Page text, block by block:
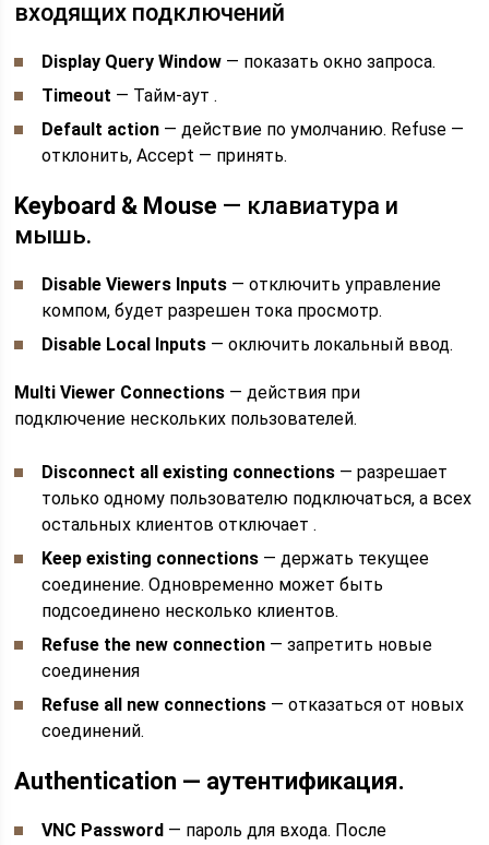
входящих подключений
Display Query Window — показать окно запроса.
Timeout — Тайм-аут .
Default action — действие по умолчанию. Refuse —
отклонить, Accept — принять.
Keyboard & Mouse — клавиатура и
мышь.
Disable Viewers Inputs — отключить управление
компом, будет разрешен тока просмотр.
Disable Local Inputs — оключить локальный ввод.
Multi Viewer Connections — действия при
подключение нескольких пользователей.
Disconnect all existing connections — разрешает
только одному пользователю подключаться, а всех
остальных клиентов отключает .
Keep existing connections — держать текущее
соединение. Одновременно может быть
подсоединено несколько клиентов.
Refuse the new connection — запретить новые
соединения
Refuse all new connections — отказаться от новых
соединений.
Authentication — аутентификация.
VNC Password — пароль для входа. После